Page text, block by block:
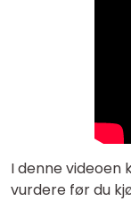
I denne videoen
vurdere før du